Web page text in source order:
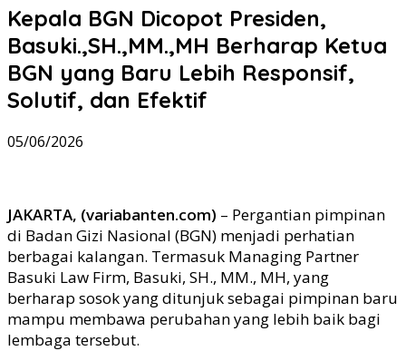
Kepala BGN Dicopot Presiden,
Basuki.,SH.,MM.,MH Berharap Ketua
BGN yang Baru Lebih Responsif,
Solutif, dan Efektif
05/06/2026
JAKARTA, (variabanten.com) – Pergantian pimpinan
di Badan Gizi Nasional (BGN) menjadi perhatian
berbagai kalangan. Termasuk Managing Partner
Basuki Law Firm, Basuki, SH., MM., MH, yang
berharap sosok yang ditunjuk sebagai pimpinan baru
mampu membawa perubahan yang lebih baik bagi
lembaga tersebut.